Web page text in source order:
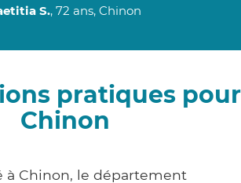
S., 72 ans, Chinon
pratiques pour
Chinon
à Chinon, le département